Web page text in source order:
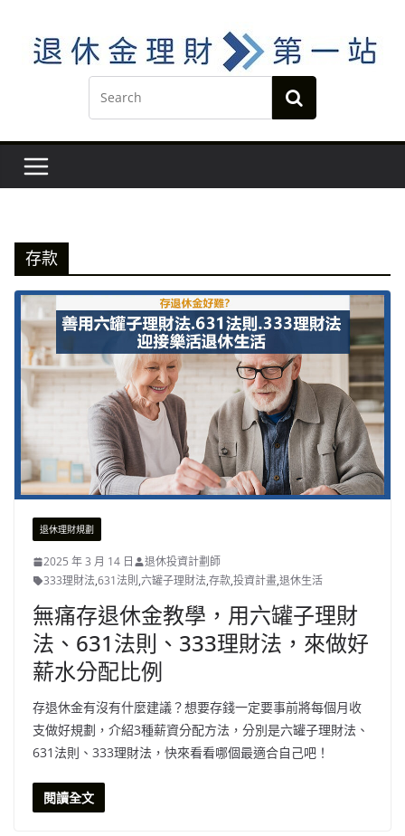
content
存款
退休理財規劃
2025 年 3 月 14 日
退休投資計劃師
333理財法,631法則 ,六罐子理財法,存款,投資計畫,退休生活
無痛存退休金教學，用六罐子理財
法、631法則、333理財法，來做好
薪水分配比例
存退休金有沒有什麼建議？想要存錢一定要事前將每個月收
支做好規劃，介紹3種薪資分配方法，分別是六罐子理財法、
631法則、333理財法，快來看看哪個最適合自己吧！
閱讀全文